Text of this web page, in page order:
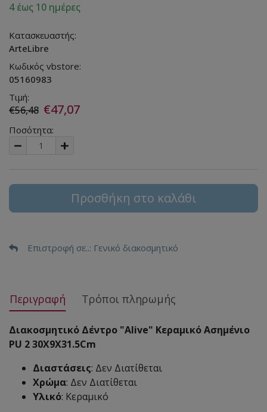
4 έως 10 ημέρες
Κατασκευαστής:
ArteLibre
Κωδικός vbstore:
05160983
Τιμή:
€56,48 €47,07
Ποσότητα:
Προσθήκη στο καλάθι
Επιστροφή σε..: Γενικό διακοσμητικό
Περιγραφή Τρόποι πληρωμής
Διακοσμητικό Δέντρο "Alive" Κεραμικό Ασημένιο
PU 2 30X9X31.5Cm
Διαστάσεις: Δεν Διατίθεται
Χρώμα: Δεν Διατίθεται
Υλικό: Κεραμικό